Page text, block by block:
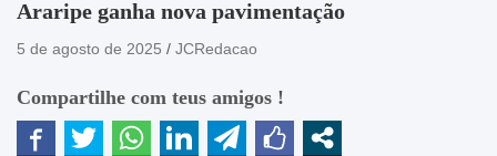
Araripe ganha nova pavimentação
5 de agosto de 2025 JCRedacao
Compartilhe com teus amigos !